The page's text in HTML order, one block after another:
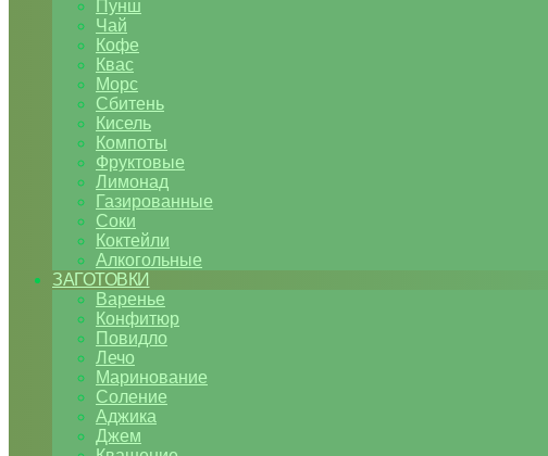
Пунш
Чай
Кофе
Квас
Морс
Сбитень
Кисель
Компоты
Фруктовые
Лимонад
Газированные
Соки
Коктейли
Алкогольные
ЗАГОТОВКИ
Варенье
Конфитюр
Повидло
Лечо
Маринование
Соление
Аджика
Джем